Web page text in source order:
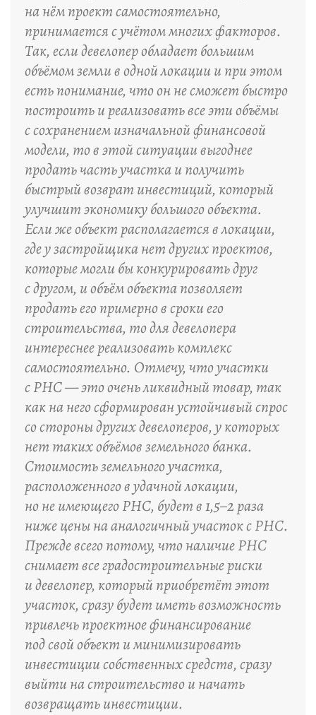
на нём проект самостоятельно,
принимается с учётом многих факторов.
Так, если девелопер обладает большим
объёмом земли в одной локации и при этом
есть понимание, что он не сможет быстро
построить и реализовать все эти объёмы
с сохранением изначальной финансовой
модели, то в этой ситуации выгоднее
продать часть участка и получить
быстрый возврат инвестиций, который
улучшит экономику большого объекта.
Если же объект располагается в локации,
где у застройщика нет других проектов,
которые могли бы конкурировать друг
с другом, и объём объекта позволяет
продать его примерно в сроки его
строительства, то для девелопера
интереснее реализовать комплекс
самостоятельно. Отмечу, что участки
с РНС — это очень ликвидный товар, так
как на него сформирован устойчивый спрос
со стороны других девелоперов, у которых
нет таких объёмов земельного банка.
Стоимость земельного участка,
расположенного в удачной локации,
но не имеющего РНС, будет в 1,5–2 раза
ниже цены на аналогичный участок с РНС.
Прежде всего потому, что наличие РНС
снимает все градостроительные риски
и девелопер, который приобретёт этот
участок, сразу будет иметь возможность
привлечь проектное финансирование
под свой объект и минимизировать
инвестиции собственных средств, сразу
выйти на строительство и начать
возвращать инвестиции.